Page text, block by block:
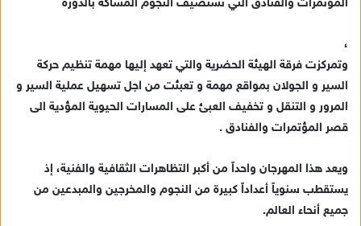
المؤتمرات والفنادق التي تستضيف النجوم المشاكة بالدورة
،
وتمركزت فرقة الهيئة الحضرية والتي تعهد إليها مهمة تنظيم حركة
السير و الجولان بمواقع مهمة و تعبئت من اجل تسهيل عملية السير و
المرور و التنقل و تخفيف العبئ على المسارات الحيوية المؤدية الى
قصر المؤتمرات والفنادق .
ويعد هذا المهرجان واحداً من أكبر التظاهرات الثقافية والفنية، إذ
يستقطب سنوياً أعداداً كبيرة من النجوم والمخرجين والمبدعين من
جميع أنحاء العالم.